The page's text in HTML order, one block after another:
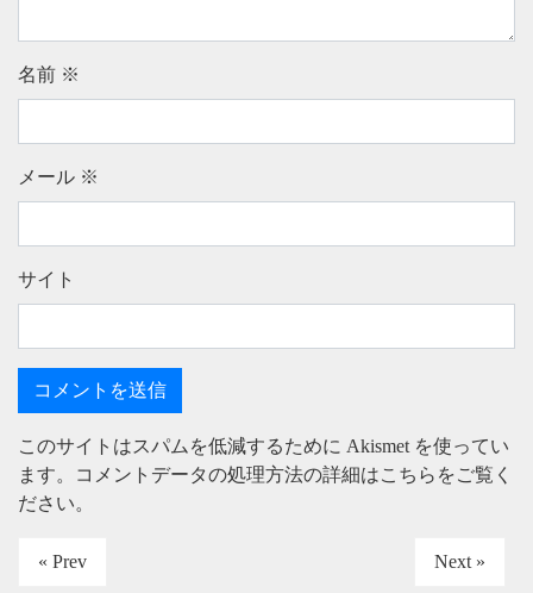
名前 ※
メール ※
サイト
このサイトはスパムを低減するために Akismet を使ってい
ます。
コメントデータの処理方法の詳細はこちらをご覧く
ださい。
« Prev Next »